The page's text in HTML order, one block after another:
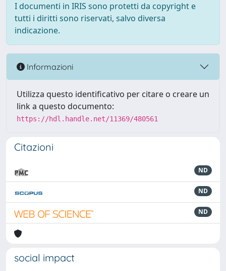
I documenti in IRIS sono protetti da copyright e
tutti i diritti sono riservati, salvo diversa
indicazione.
Informazioni
Utilizza questo identificativo per citare o creare un
link a questo documento:
https://hdl.handle.net/11369/480561
Citazioni
ND
ND
ND
social impact